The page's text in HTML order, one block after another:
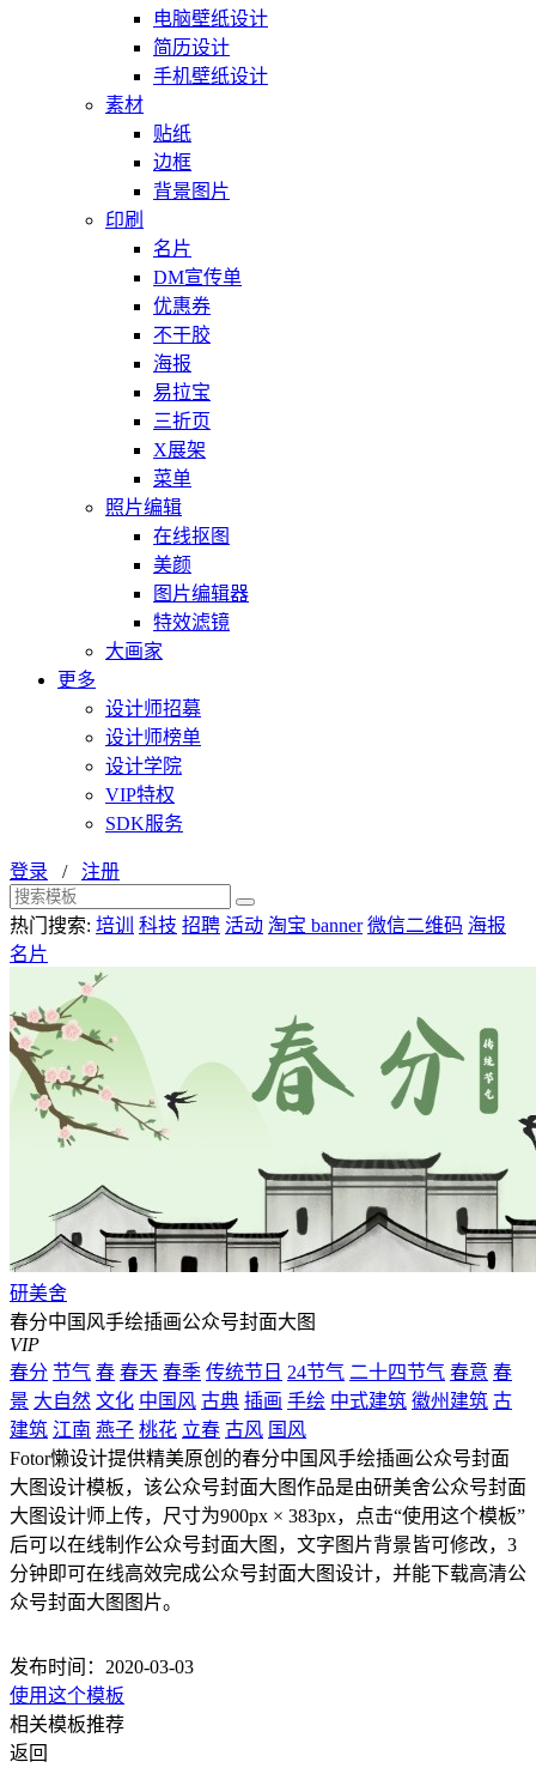
电脑壁纸设计
简历设计
手机壁纸设计
素材
贴纸
边框
背景图片
印刷
名片
DM宣传单
优惠券
不干胶
海报
易拉宝
三折页
X展架
菜单
照片编辑
在线抠图
美颜
图片编辑器
特效滤镜
大画家
更多
设计师招募
设计师榜单
设计学院
VIP特权
SDK服务
登录 / 注册
热门搜索: 培训 科技 招聘 活动 淘宝 banner 微信二维码 海报
名片
研美舍
春分中国风手绘插画公众号封面大图
VIP
春分 节气 春 春天 春季 传统节日 24节气 二十四节气 春意 春
景 大自然 文化 中国风 古典 插画 手绘 中式建筑 徽州建筑 古
建筑 江南 燕子 桃花 立春 古风 国风
Fotor懒设计提供精美原创的春分中国风手绘插画公众号封面
大图设计模板，该公众号封面大图作品是由研美舍公众号封面
大图设计师上传，尺寸为900px × 383px，点击“使用这个模板”
后可以在线制作公众号封面大图，文字图片背景皆可修改，3
分钟即可在线高效完成公众号封面大图设计，并能下载高清公
众号封面大图图片。
发布时间：2020-03-03
使用这个模板
相关模板推荐
返回